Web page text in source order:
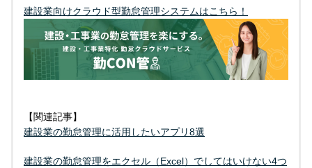
建設業向けクラウド型勤怠管理システムはこちら！
【関連記事】
建設業の勤怠管理に活用したいアプリ8選
建設業の勤怠管理をエクセル（Excel）でしてはいけない4つ